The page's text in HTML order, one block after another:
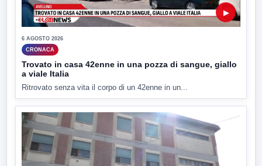
▶
6 AGOSTO 2026
CRONACA
Trovato in casa 42enne in una pozza di sangue, giallo
a viale Italia
Ritrovato senza vita il corpo di un 42enne in un...